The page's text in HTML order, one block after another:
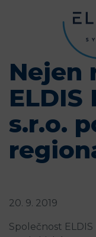
Nejen
ELDIS
s.r.o.
20. 9. 2019
Společnost ELDIS